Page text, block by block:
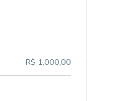
R$ 1.000,00